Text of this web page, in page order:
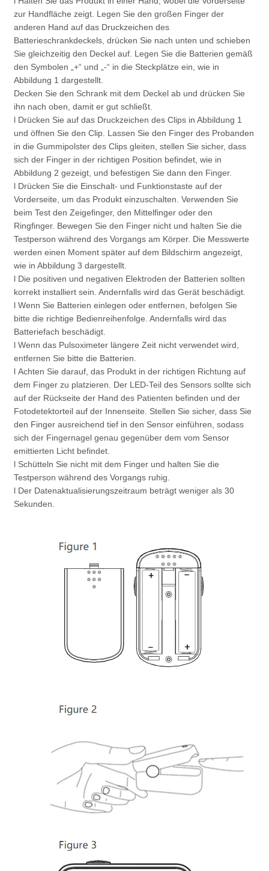
zur Handfläche zeigt. Legen Sie den großen Finger der
anderen Hand auf das Druckzeichen des
Batterieschrankdeckels, drücken Sie nach unten und schieben
Sie gleichzeitig den Deckel auf. Legen Sie die Batterien gemäß
den Symbolen „+“ und „-“ in die Steckplätze ein, wie in
Abbildung 1 dargestellt.
Decken Sie den Schrank mit dem Deckel ab und drücken Sie
ihn nach oben, damit er gut schließt.
l Drücken Sie auf das Druckzeichen des Clips in Abbildung 1
und öffnen Sie den Clip. Lassen Sie den Finger des Probanden
in die Gummipolster des Clips gleiten, stellen Sie sicher, dass
sich der Finger in der richtigen Position befindet, wie in
Abbildung 2 gezeigt, und befestigen Sie dann den Finger.
l Drücken Sie die Einschalt- und Funktionstaste auf der
Vorderseite, um das Produkt einzuschalten. Verwenden Sie
beim Test den Zeigefinger, den Mittelfinger oder den
Ringfinger. Bewegen Sie den Finger nicht und halten Sie die
Testperson während des Vorgangs am Körper. Die Messwerte
werden einen Moment später auf dem Bildschirm angezeigt,
wie in Abbildung 3 dargestellt.
l Die positiven und negativen Elektroden der Batterien sollten
korrekt installiert sein. Andernfalls wird das Gerät beschädigt.
l Wenn Sie Batterien einlegen oder entfernen, befolgen Sie
bitte die richtige Bedienreihenfolge. Andernfalls wird das
Batteriefach beschädigt.
l Wenn das Pulsoximeter längere Zeit nicht verwendet wird,
entfernen Sie bitte die Batterien.
l Achten Sie darauf, das Produkt in der richtigen Richtung auf
dem Finger zu platzieren. Der LED-Teil des Sensors sollte sich
auf der Rückseite der Hand des Patienten befinden und der
Fotodetektorteil auf der Innenseite. Stellen Sie sicher, dass Sie
den Finger ausreichend tief in den Sensor einführen, sodass
sich der Fingernagel genau gegenüber dem vom Sensor
emittierten Licht befindet.
l Schütteln Sie nicht mit dem Finger und halten Sie die
Testperson während des Vorgangs ruhig.
l Der Datenaktualisierungszeitraum beträgt weniger als 30
Sekunden.